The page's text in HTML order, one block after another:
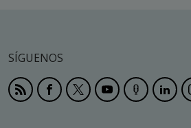
SÍGUENOS